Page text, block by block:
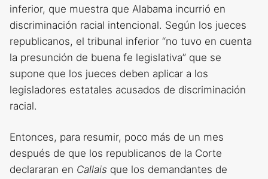
inferior, que muestra que Alabama incurrió en
discriminación racial intencional. Según los jueces
republicanos, el tribunal inferior “no tuvo en cuenta
la presunción de buena fe legislativa” que se
supone que los jueces deben aplicar a los
legisladores estatales acusados ​​de discriminación
racial.
Entonces, para resumir, poco más de un mes
después de que los republicanos de la Corte
declararan en Callais que los demandantes de